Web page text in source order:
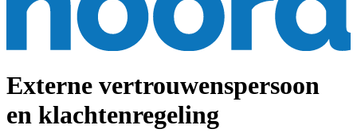
Externe vertrouwenspersoon
en klachtenregeling